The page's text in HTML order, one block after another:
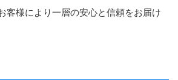
客様により一層の安心と信頼をお届け